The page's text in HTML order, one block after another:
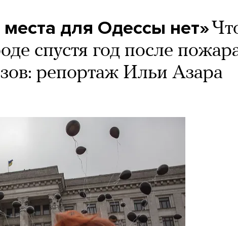
для Одессы нет»
спустя год после
репортаж Ильи Азара